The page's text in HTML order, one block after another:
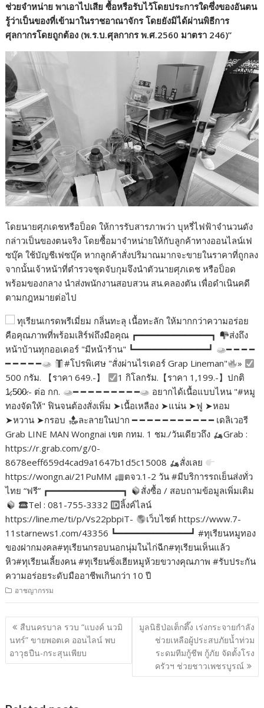
ช่วยจำหน่าย พาเอาไปเสีย ซื้อหรือรับไว้โดยประการใดซึ่งของอันตน
รู้ว่าเป็นของที่เข้ามาในราชอาณาจักร โดยยังมิได้ผ่านพิธีการ
ศุลกากรโดยถูกต้อง (พ.ร.บ.ศุลกากร พ.ศ.2560 มาตรา 246)”
โดยนายศุภเดชหรือป็อด ให้การรับสารภาพว่า บุหรี่ไฟฟ้าจำนวนดัง
กล่าวเป็นของตนจริง โดยซื้อมาจำหน่ายให้กับลูกค้าทางออนไลน์เฟ
ซบุ๊ค ใช้บัญชีเฟซบุ๊ค หากลูกค้าสั่งปริมาณมากจะขายในราคาที่ถูกลง
จากนั้นเจ้าหน้าที่ตำรวจชุดจับกุมจึงนำตัวนายศุภเดช หรือป็อด
พร้อมของกลาง นำส่งพนักงานสอบสวน สน.คลองตัน เพื่อดำเนินคดี
ตามกฎหมายต่อไป
ทุเรียนเกรดพรีเมี่ยม กลิ่นทะลุ เนื้อทะลัก ให้มากกว่าความอร่อย
คือคุณภาพที่พร้อมเสิร์ฟถึงมือคุณ ┏━━━━━━━━━━━━━━┓
ส่งถึง
หน้าบ้านทุกออเดอร์ "มีหน้าร้าน" ┗━━━━━━━━━━━━━━┛
━ ━ ━ ━
━ ━ ━ ━ ━
#โปรพิเศษ "สั่งผ่านไรเดอร์ Grap Lineman"
»
500 กรัม. 【ราคา 649.-】
1 กิโลกรัม.【ราคา 1,199.-】ปกติ
1̷,5̷0̷0̷.- ต่อ กก.
━ ━ ━ ━ ━ ━ ━ ━ ━
อยากได้เนื้อแบบไหน "#หมู
ทองจัดให้" ฟินจนต้องสั่งเพิ่ม ➤เนื้อเหลือง ➤แน่น ➤ฟู ➤หอม
➤หวาน ➤กรอบ
ละลายในปาก ━ ━ ━ ━ ━ ━ ━ ━ ━ ━ ━ เดลิเวอรี
Grab LINE MAN Wongnai เขต กทม. 1 ชม./วันเดียวถึง
Grab :
https://r.grab.com/g/0-
8678eeff659d4cad9a1647b1d5c15008
สั่งเลย
https://wongn.ai/21PuMM
ตจว.1-2 วัน #มีบริการรถเย็นส่งทั่ว
ไทย “ฟรี” ┏━━━━━━━━━━━━━━┓
สั่งซื้อ / สอบถามข้อมูลเพิ่มเติม
Tel : 081-755-3332
ลิ้งค์ไลน์
https://line.me/ti/p/Vs22pbpiT-
เว็บไซต์ https://www.7-
11starnews1.com/43356 ┗━━━━━━━━━━━━━━┛ #ทุเรียนหมูทอง
ของฝากมงคล#ทุเรียนกรอบนอกนุ่มในไก่ฉีก#ทุเรียนเห็นแล้ว
หิว#ทุเรียนเลี้ยงคน #ทุเรียนซิ่งเฮียหมูห้วยขวางคุณภาพ #รับประกัน
ความอร่อยระดับมืออาชีพเกินกว่า 10 ปี
อาชญากรรม
แนะแนว
เรื่อง
สืบนครบาล รวบ “แบงค์ นวมิ
นทร์” ขายพอตเค ออนไลน์ พบ
อาวุธปืน-กระสุนเพียบ
มูลนิธิป่อเต็กตึ๊ง เร่งกระจายกำลัง
ช่วยเหลือผู้ประสบภัยน้ำท่วม
ระดมทีมกู้ชีพ กู้ภัย จัดตั้งโรง
ครัวฯ ช่วยชาวเพชรบูรณ์